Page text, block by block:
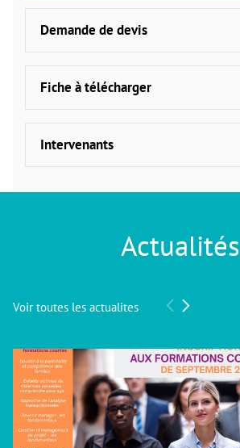
Demande de devis
Fiche à télécharger
Intervenants
Actualités
Voir toutes les actualites